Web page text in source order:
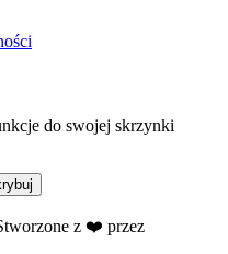
do swojej skrzynki
z ❤️ przez